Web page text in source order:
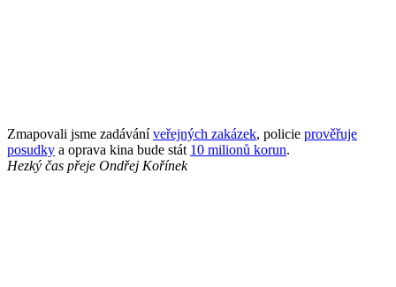
Zmapovali jsme zadáváníveřejných zakázek, policie prověřuje
posudky a oprava kina bude stát 10 milionů korun.
Hezký čas přeje Ondřej Kořínek